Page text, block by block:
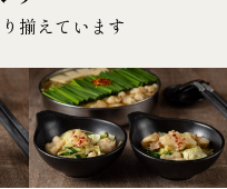
揃えています